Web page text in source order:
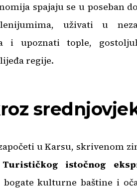
spajaju se u poseban
uživati u
i upoznati tople,
regije.
u Karsu, skrivenom
Turističkog istočnog
kulturne baštine i